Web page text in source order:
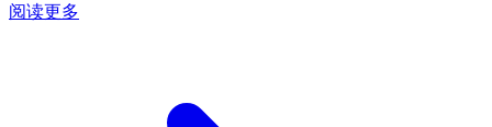
阅读更多